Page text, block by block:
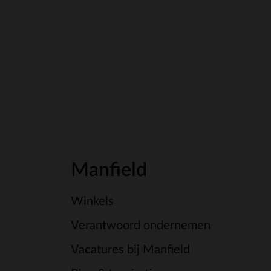
Manfield
Winkels
Verantwoord ondernemen
Vacatures bij Manfield